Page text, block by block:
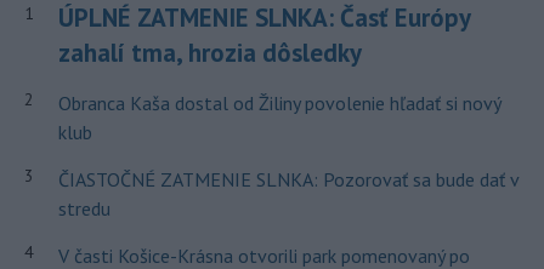
1
ÚPLNÉ ZATMENIE SLNKA: Časť Európy
zahalí tma, hrozia dôsledky
2
Obranca Kaša dostal od Žiliny povolenie hľadať si nový
klub
3
ČIASTOČNÉ ZATMENIE SLNKA: Pozorovať sa bude dať v
stredu
4
V časti Košice-Krásna otvorili park pomenovaný po